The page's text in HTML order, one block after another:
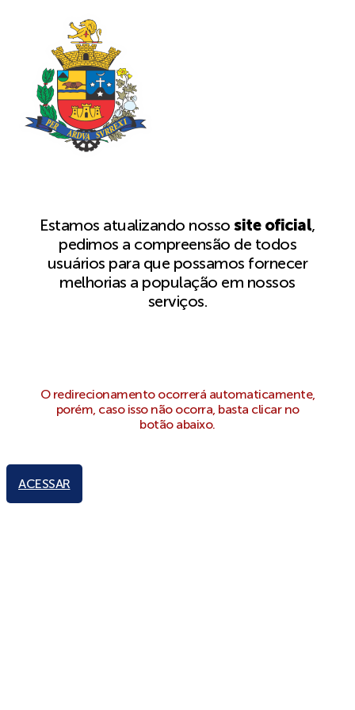
Estamos atualizando nossosite oficial,
pedimos a compreensão de todos
usuários para que possamos fornecer
melhorias a população em nossos
serviços.
O redirecionamento ocorrerá automaticamente,
porém, caso isso não ocorra, basta clicar no
botão abaixo.
ACESSAR